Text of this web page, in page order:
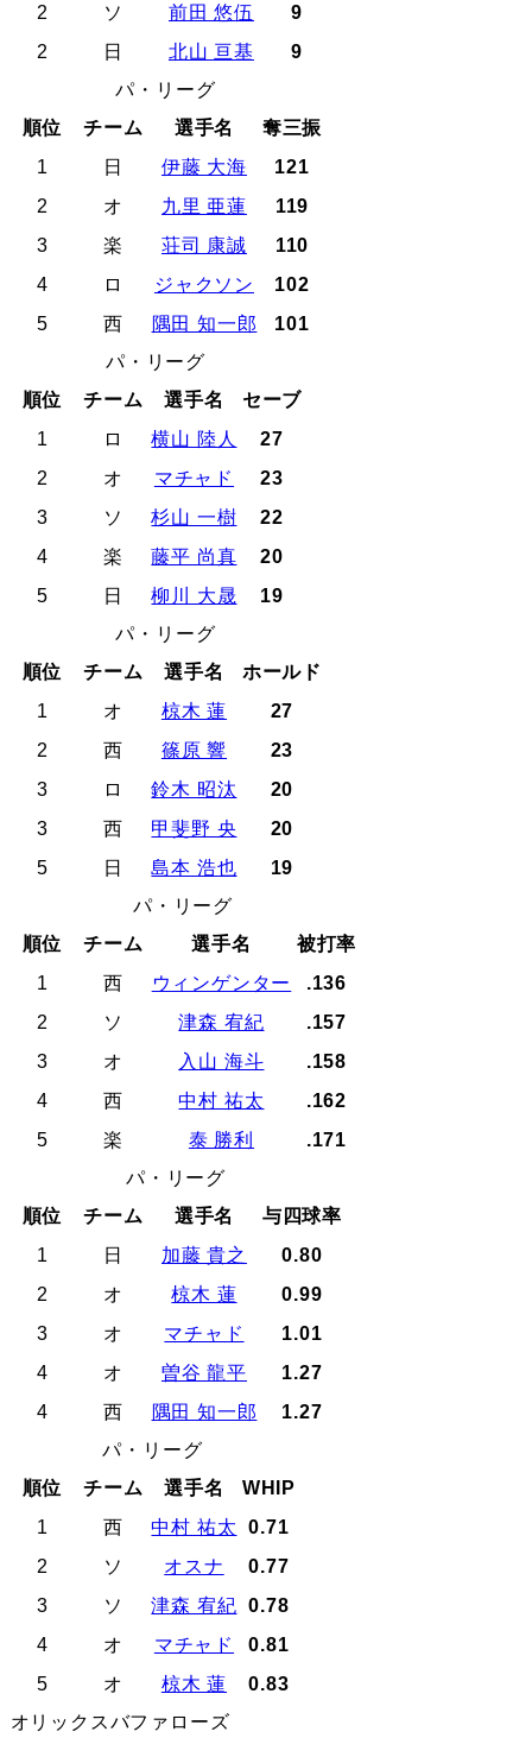
2
ソ 前田 悠伍
9
2
日 北山 亘基
9
パ・リーグ
順位
チーム 選手名
奪三振
1
日 伊藤 大海
121
2
オ 九里 亜蓮
119
3
楽 荘司 康誠
110
4
ロ ジャクソン
102
5
西 隅田 知一郎
101
パ・リーグ
順位
チーム 選手名
セーブ
1
ロ 横山 陸人
27
2
オ マチャド
23
3
ソ 杉山 一樹
22
4
楽 藤平 尚真
20
5
日 柳川 大晟
19
パ・リーグ
順位
チーム 選手名
ホールド
1
オ 椋木 蓮
27
2
西 篠原 響
23
3
ロ 鈴木 昭汰
20
3
西 甲斐野 央
20
5
日 島本 浩也
19
パ・リーグ
順位
チーム 選手名
被打率
1
西 ウィンゲンター
.136
2
ソ 津森 宥紀
.157
3
オ 入山 海斗
.158
4
西 中村 祐太
.162
5
楽 泰 勝利
.171
パ・リーグ
順位
チーム 選手名
与四球率
1
日 加藤 貴之
0.80
2
オ 椋木 蓮
0.99
3
オ マチャド
1.01
4
オ 曽谷 龍平
1.27
4
西 隅田 知一郎
1.27
パ・リーグ
順位
チーム 選手名
WHIP
1
西 中村 祐太
0.71
2
ソ オスナ
0.77
3
ソ 津森 宥紀
0.78
4
オ マチャド
0.81
5
オ 椋木 蓮
0.83
オリックスバファローズ